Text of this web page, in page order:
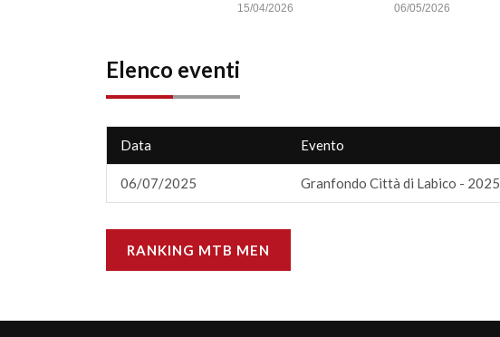
06/05/2026
15/04/2026
Elenco eventi
Data Evento
06/07/2025 Granfondo Città di Labico - 2025
RANKING MTB MEN